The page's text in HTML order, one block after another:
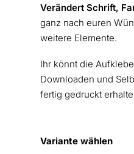
Verändert Schrift,
ganz nach euren
weitere Elemente.
Ihr könnt die
Downloaden und
fertig gedruckt
Variante wählen